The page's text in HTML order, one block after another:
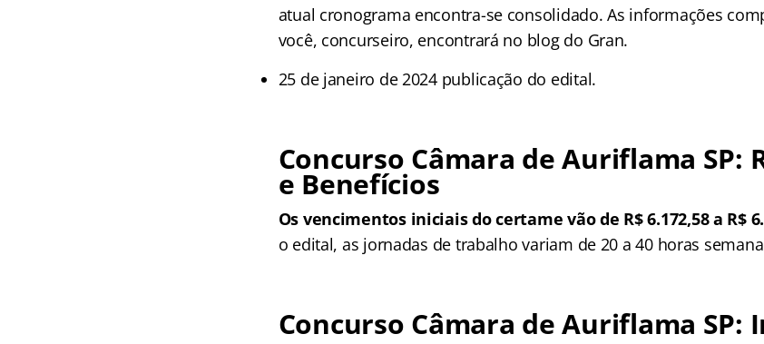
atual cronograma encontra-se consolidado. As informações
você, concurseiro, encontrará no blog do Gran.
25 de janeiro de 2024 publicação do edital.
Concurso Câmara de Auriflama SP:
e Benefícios
Os vencimentos iniciais do certame vão de R$ 6.172,58 a R$
o edital, as jornadas de trabalho variam de 20 a 40 horas
Concurso Câmara de Auriflama SP: